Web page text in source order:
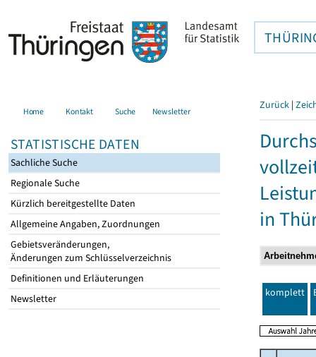
Home Kontakt Suche Newsletter
STATISTISCHE DATEN
Sachliche Suche
Regionale Suche
Kürzlich bereitgestellte Daten
Allgemeine Angaben, Zuordnungen
Gebietsveränderungen,
Änderungen zum Schlüsselverzeichnis
Definitionen und Erläuterungen
Newsletter
Zurück |
in
komplett